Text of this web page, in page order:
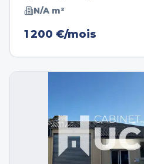
N/A m²
1 200 €/mois